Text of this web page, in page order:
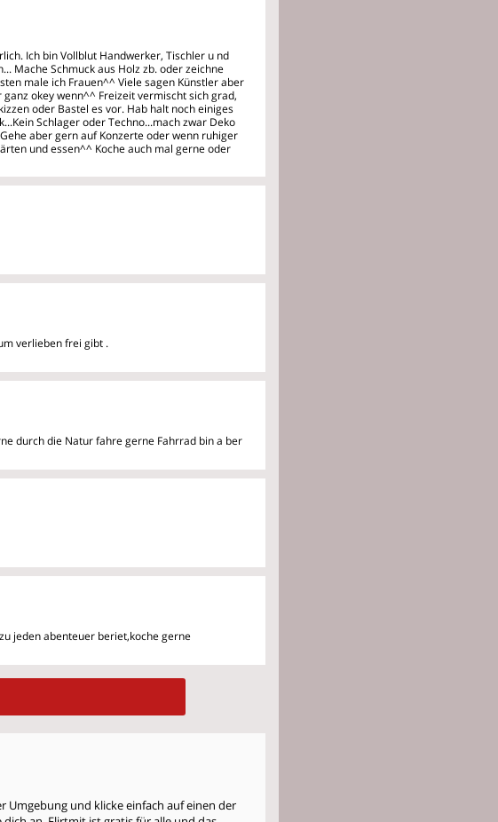
Ich bin Vollblut Handwerker, Tischler u nd
Mache Schmuck aus Holz zb. oder zeichne
male ich Frauen^^ Viele sagen Künstler aber
okey wenn^^ Freizeit vermischt sich grad,
oder Bastel es vor. Hab halt noch einiges
Schlager oder Techno...mach zwar Deko
aber gern auf Konzerte oder wenn ruhiger
und essen^^ Koche auch mal gerne oder
verlieben frei gibt .
durch die Natur fahre gerne Fahrrad bin a ber
jeden abenteuer beriet,koche gerne
Umgebung und klicke einfach auf einen der